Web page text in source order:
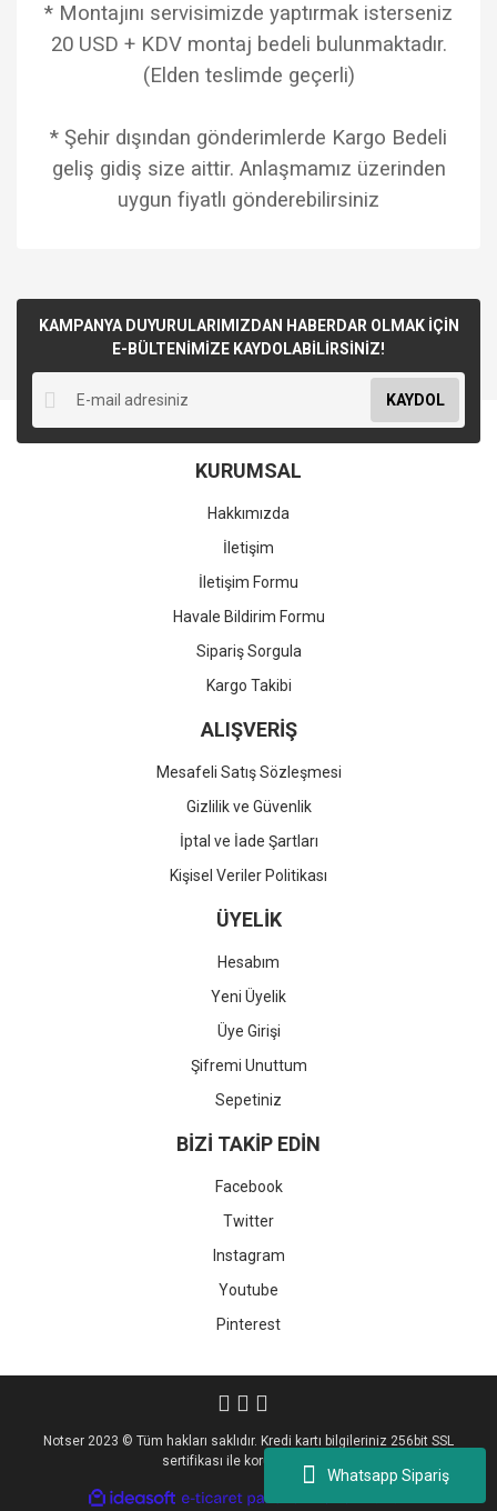
Whatsapp Sipariş
* Montajını servisimizde yaptırmak isterseniz
20 USD + KDV montaj bedeli bulunmaktadır.
(Elden teslimde geçerli)
* Şehir dışından gönderimlerde Kargo Bedeli
geliş gidiş size aittir. Anlaşmamız üzerinden
uygun fiyatlı gönderebilirsiniz
KAMPANYA DUYURULARIMIZDAN HABERDAR OLMAK İÇİN
E-BÜLTENİMİZE KAYDOLABİLİRSİNİZ!
KAYDOL
KURUMSAL
Hakkımızda
İletişim
İletişim Formu
Havale Bildirim Formu
Sipariş Sorgula
Kargo Takibi
ALIŞVERİŞ
Mesafeli Satış Sözleşmesi
Gizlilik ve Güvenlik
İptal ve İade Şartları
Kişisel Veriler Politikası
ÜYELİK
Hesabım
Yeni Üyelik
Üye Girişi
Şifremi Unuttum
Sepetiniz
BİZİ TAKİP EDİN
Facebook
Twitter
Instagram
Youtube
Pinterest
Notser 2023 © Tüm hakları saklıdır. Kredi kartı bilgileriniz 256bit SSL
sertifikası ile korunmaktadır.
ideasoft